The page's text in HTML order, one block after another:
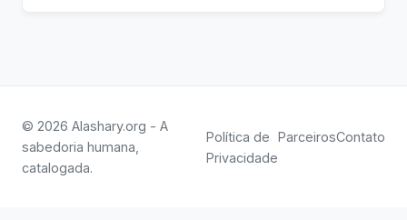
© 2026 Alashary.org - A
sabedoria humana,
catalogada.
Política de
Privacidade
ParceirosContato